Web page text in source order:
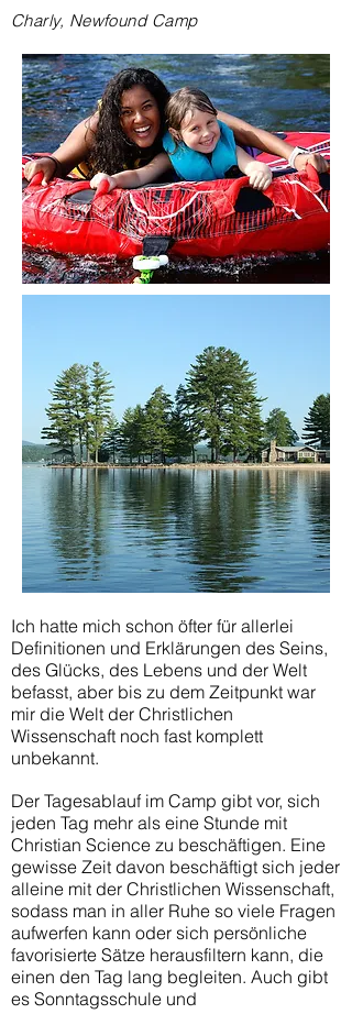
Charly, Newfound Camp
Ich hatte mich schon öfter für allerlei
Definitionen und Erklärungen des Seins,
des Glücks, des Lebens und der Welt
befasst, aber bis zu dem Zeitpunkt war
mir die Welt der Christlichen
Wissenschaft noch fast komplett
unbekannt.
Der Tagesablauf im Camp gibt vor, sich
jeden Tag mehr als eine Stunde mit
Christian Science zu beschäftigen. Eine
gewisse Zeit davon beschäftigt sich jeder
alleine mit der Christlichen Wissenschaft,
sodass man in aller Ruhe so viele Fragen
aufwerfen kann oder sich persönliche
favorisierte Sätze herausfiltern kann, die
einen den Tag lang begleiten. Auch gibt
es Sonntagsschule und